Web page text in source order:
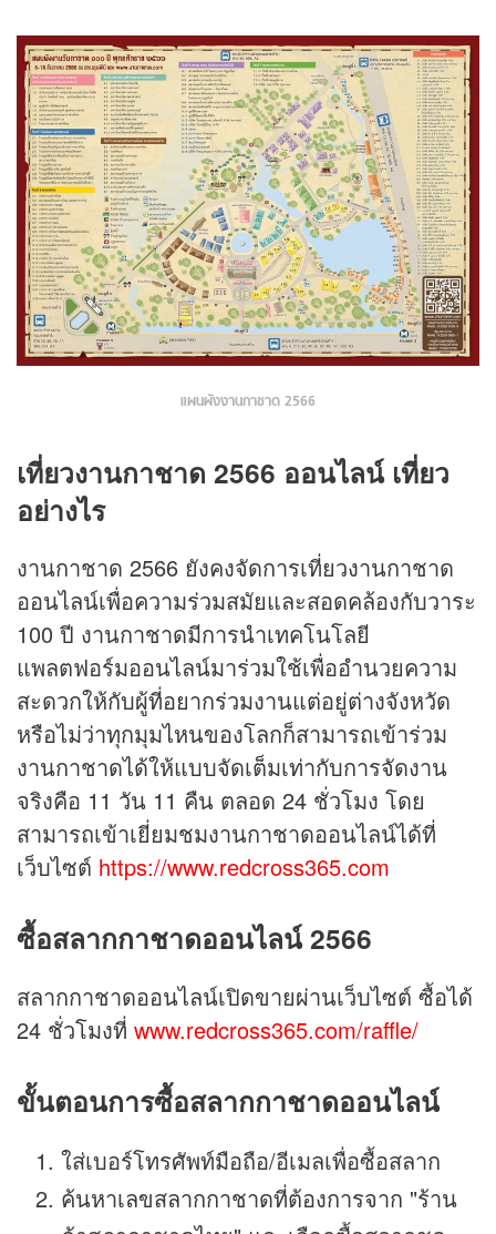
แผนผังงานกาชาด 2566
เที่ยวงานกาชาด 2566 ออนไลน์ เที่ยว
อย่างไร
งานกาชาด 2566 ยังคงจัดการเที่ยวงานกาชาด
ออนไลน์เพื่อความร่วมสมัยและสอดคล้องกับวาระ
100 ปี งานกาชาดมีการนำเทคโนโลยี
แพลตฟอร์มออนไลน์มาร่วมใช้เพื่ออำนวยความ
สะดวกให้กับผู้ที่อยากร่วมงานแต่อยู่ต่างจังหวัด
หรือไม่ว่าทุกมุมไหนของโลกก็สามารถเข้าร่วม
งานกาชาดได้ให้แบบจัดเต็มเท่ากับการจัดงาน
จริงคือ 11 วัน 11 คืน ตลอด 24 ชั่วโมง โดย
สามารถเข้าเยี่ยมชมงานกาชาดออนไลน์ได้ที่
เว็บไซต์ https://www.redcross365.com
ซื้อสลากกาชาดออนไลน์ 2566
สลากกาชาดออนไลน์เปิดขายผ่านเว็บไซต์ ซื้อได้
24 ชั่วโมงที่ www.redcross365.com/raffle/
ขั้นตอนการซื้อสลากกาชาดออนไลน์
ใส่เบอร์โทรศัพท์มือถือ/อีเมลเพื่อซื้อสลาก
ค้นหาเลขสลากกาชาดที่ต้องการจาก "ร้าน